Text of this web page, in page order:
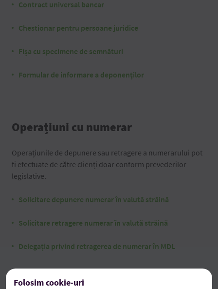
Contract universal bancar
Chestionar pentru persoane juridice
Fișa cu specimene de semnături
Formular de informare a deponenţilor
Operațiuni cu numerar
Operațiunile de depunere sau retragere a numerarului pot
fi efectuate de către clienți doar conform prevederilor
legislative.
Solicitare depunere numerar în valută străină
Solicitare retragere numerar în valută străină
Delegația privind retragerea de numerar în MDL
Folosim cookie-uri